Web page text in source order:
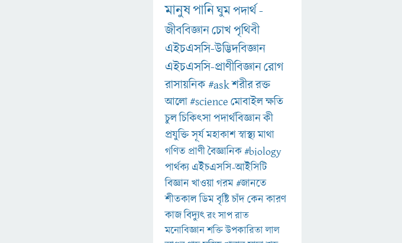
মানুষপানিঘুমপদার্থ-
জীববিজ্ঞানচোখপৃথিবী
এইচএসসি-উদ্ভিদবিজ্ঞান
এইচএসসি-প্রাণীবিজ্ঞানরোগ
রাসায়নিক#askশরীররক্ত
আলো#scienceমোবাইলক্ষতি
চুলচিকিৎসাপদার্থবিজ্ঞানকী
প্রযুক্তিসূর্যমহাকাশস্বাস্থ্যমাথা
গণিত প্রাণীবৈজ্ঞানিক#biology
পার্থক্য এইচএসসি-আইসিটি
বিজ্ঞানখাওয়াগরম#জানতে
শীতকালডিমবৃষ্টিচাঁদকেনকারণ
কাজবিদ্যুৎরংসাপরাত
মনোবিজ্ঞানশক্তিউপকারিতালাল